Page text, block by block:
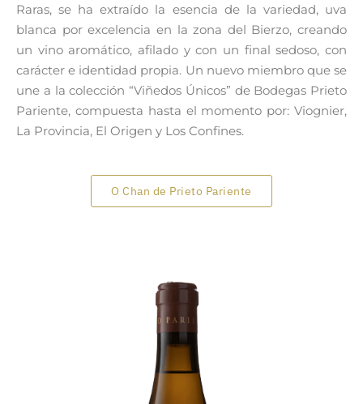
Raras, se ha extraído la esencia de la variedad, uva
blanca por excelencia en la zona del Bierzo, creando
un vino aromático, afilado y con un final sedoso, con
carácter e identidad propia. Un nuevo miembro que se
une a la colección “Viñedos Únicos” de Bodegas Prieto
Pariente, compuesta hasta el momento por: Viognier,
La Provincia, El Origen y Los Confines.
O Chan de Prieto Pariente